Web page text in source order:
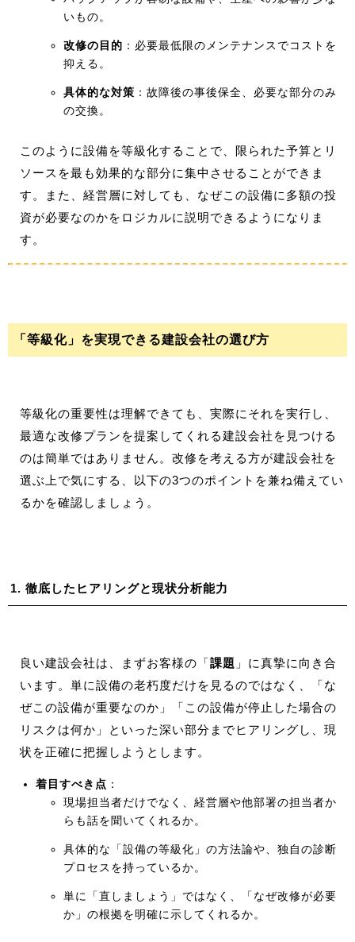
いもの。
改修の目的 ：必要最低限のメンテナンスでコストを
抑える。
具体的な対策 ：故障後の事後保全、必要な部分のみ
の交換。
このように設備を等級化することで、限られた予算とリ
ソースを最も効果的な部分に集中させることができま
す。また、経営層に対しても、なぜこの設備に多額の投
資が必要なのかをロジカルに説明できるようになりま
す。
「等級化」を実現できる建設会社の選び方
等級化の重要性は理解できても、実際にそれを実行し、
最適な改修プランを提案してくれる建設会社を見つける
のは簡単ではありません。改修を考える方が建設会社を
選ぶ上で気にする、以下の3つのポイントを兼ね備えてい
るかを確認しましょう。
1. 徹底したヒアリングと現状分析能力
良い建設会社は、まずお客様の「課題 」に真摯に向き合
います。単に設備の老朽度だけを見るのではなく、「な
ぜこの設備が重要なのか」「この設備が停止した場合の
リスクは何か」といった深い部分までヒアリングし、現
状を正確に把握しようとします。
着目すべき点 ：
現場担当者だけでなく、経営層や他部署の担当者か
らも話を聞いてくれるか。
具体的な「設備の等級化」の方法論や、独自の診断
プロセスを持っているか。
単に「直しましょう」ではなく、「なぜ改修が必要
か」の根拠を明確に示してくれるか。